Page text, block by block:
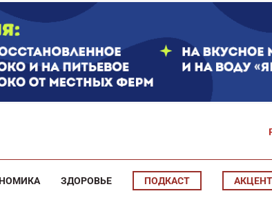
ЗДОРОВЬЕ ПОДКАСТ АКЦЕНТ